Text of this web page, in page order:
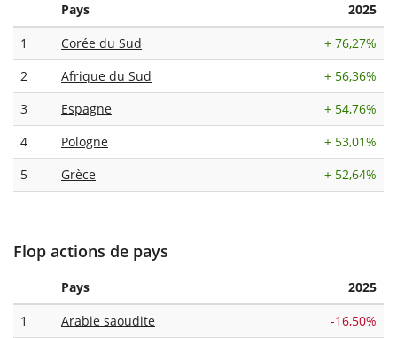
Pays
2025
1
Corée du Sud + 76,27%
2
Afrique du Sud + 56,36%
3
Espagne + 54,76%
4
Pologne + 53,01%
5
Grèce + 52,64%
Flop actions de pays
Pays
2025
1
Arabie saoudite
-16,50%